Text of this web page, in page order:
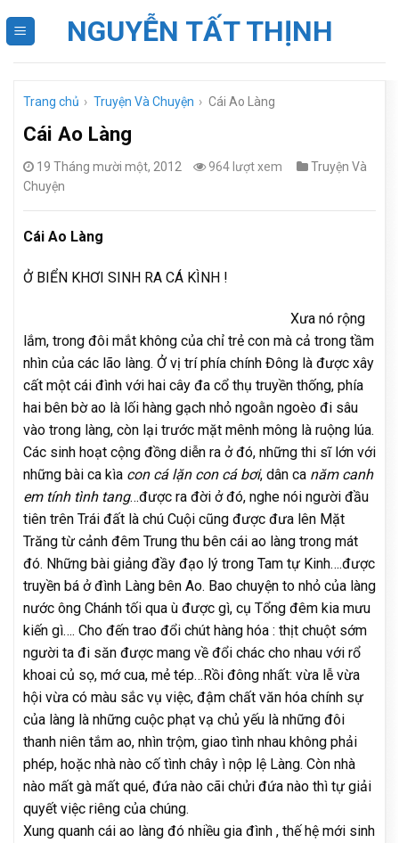
NGUYỄN TẤT THỊNH
Trang chủ › Truyện Và Chuyện › Cái Ao Làng
Cái Ao Làng
19 Tháng mười một, 2012 964 lượt xem
Truyện Và
Chuyện
Cái Ao Làng
Ở BIỂN KHƠI SINH RA CÁ KÌNH !
Xưa nó rộng
lắm, trong đôi mắt không của chỉ trẻ con mà cả trong tầm
nhìn của các lão làng. Ở vị trí phía chính Đông là được xây
cất một cái đình với hai cây đa cổ thụ truyền thống, phía
hai bên bờ ao là lối hàng gạch nhỏ ngoằn ngoèo đi sâu
vào trong làng, còn lại trước mặt mênh mông là ruộng lúa.
Các sinh hoạt cộng đồng diễn ra ở đó, những thi sĩ lớn với
những bài ca kìa con cá lặn con cá bơi, dân ca năm canh
em tính tình tang…được ra đời ở đó, nghe nói người đầu
tiên trên Trái đất là chú Cuội cũng được đưa lên Mặt
Trăng từ cảnh đêm Trung thu bên cái ao làng trong mát
đó. Những bài giảng đầy đạo lý trong Tam tự Kinh….được
truyền bá ở đình Làng bên Ao. Bao chuyện to nhỏ của làng
nước ông Chánh tối qua ù được gì, cụ Tổng đêm kia mưu
kiến gì…. Cho đến trao đổi chút hàng hóa : thịt chuột sớm
người ta đi săn được mang về đổi chác cho nhau với rổ
khoai củ sọ, mớ cua, mẻ tép…Rồi đông nhất: vừa lễ vừa
hội vừa có màu sắc vụ việc, đậm chất văn hóa chính sự
của làng là những cuộc phạt vạ chủ yếu là những đôi
thanh niên tắm ao, nhìn trộm, giao tình nhau không phải
phép, hoặc nhà nào cố tình chây ì nộp lệ Làng. Còn nhà
nào mất gà mất qué, đứa nào cãi chửi đứa nào thì tự giải
quyết việc riêng của chúng.
Xung quanh cái ao làng đó nhiều gia đình , thế hệ mới sinh